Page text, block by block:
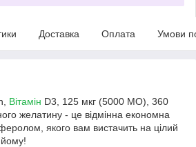
Доставка Оплата Умови
Вітамін D3, 125 мкг (5000 МО), 360
желатину - це відмінна економна
якого вам вистачить на цілий